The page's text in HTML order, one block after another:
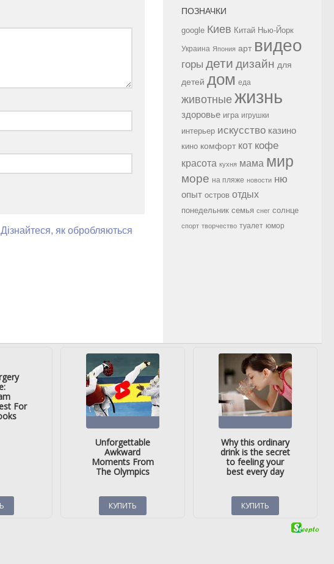
Дізнайтеся, як обробляються
ПОЗНАЧКИ
google Киев Китай Нью-Йорк
Украина Япония арт видео
горы дети дизайн для
детей дом еда
животные жизнь
здоровье игра игрушки
интерьер искусство казино
кино комфорт кот кофе
красота кухня мама мир
море на пляже новости ню
опыт остров отдых
понедельник семья снег солнце
спорт творчество туалет юмор